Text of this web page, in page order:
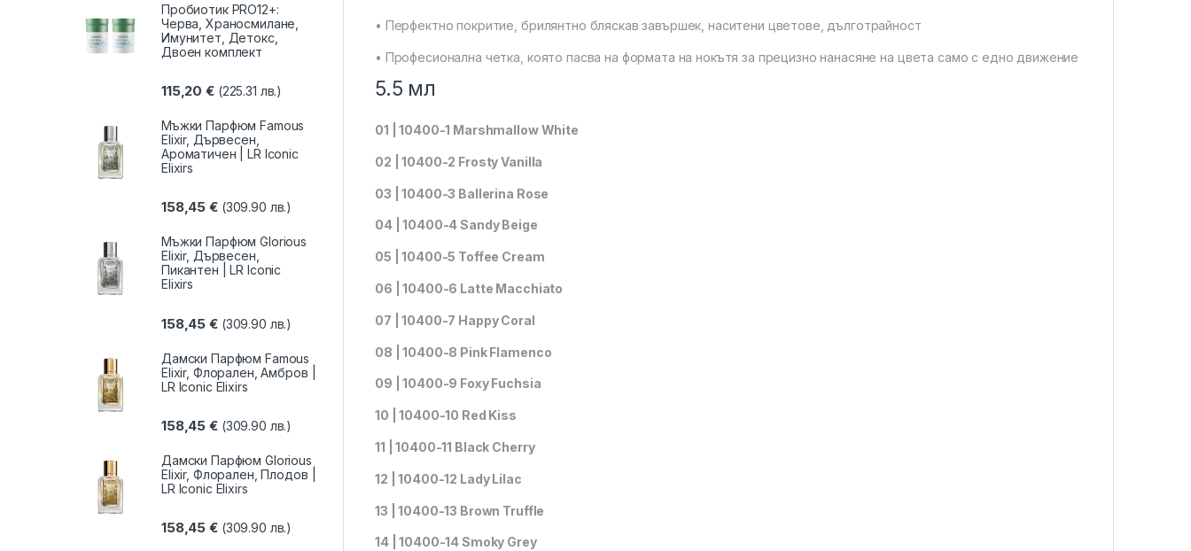
• Перфектно покритие, брилянтно бляскав завършек, наситени цветове, дълготрайност
• Професионална четка, която пасва на формата на нокътя за прецизно нанасяне на цвета само с едно движение
5.5 мл
01 | 10400-1 Marshmallow White
02 | 10400-2 Frosty Vanilla
03 | 10400-3 Ballerina Rose
04 | 10400-4 Sandy Beige
05 | 10400-5 Toffee Cream
06 | 10400-6 Latte Macchiato
07 | 10400-7 Happy Coral
08 | 10400-8 Pink Flamenco
09 | 10400-9 Foxy Fuchsia
10 | 10400-10 Red Kiss
11 | 10400-11 Black Cherry
12 | 10400-12 Lady Lilac
13 | 10400-13 Brown Truffle
14 | 10400-14 Smoky Grey
Пробиотик PRO12+:
Черва, Храносмилане,
Имунитет, Детокс,
Двоен комплект
115,20€ (225.31 лв.)
Мъжки Парфюм Famous
Elixir, Дървесен,
Ароматичен | LR Iconic
Elixirs
158,45€ (309.90 лв.)
Мъжки Парфюм Glorious
Elixir, Дървесен,
Пикантен | LR Iconic
Elixirs
158,45€ (309.90 лв.)
Дамски Парфюм Famous
Elixir, Флорален, Амбров |
LR Iconic Elixirs
158,45€ (309.90 лв.)
Дамски Парфюм Glorious
Elixir, Флорален, Плодов |
LR Iconic Elixirs
158,45€ (309.90 лв.)